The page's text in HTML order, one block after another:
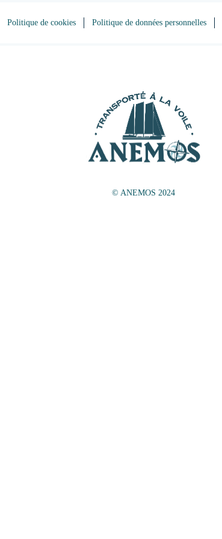
Politique de cookies Politique de données personnelles
© ANEMOS 2024